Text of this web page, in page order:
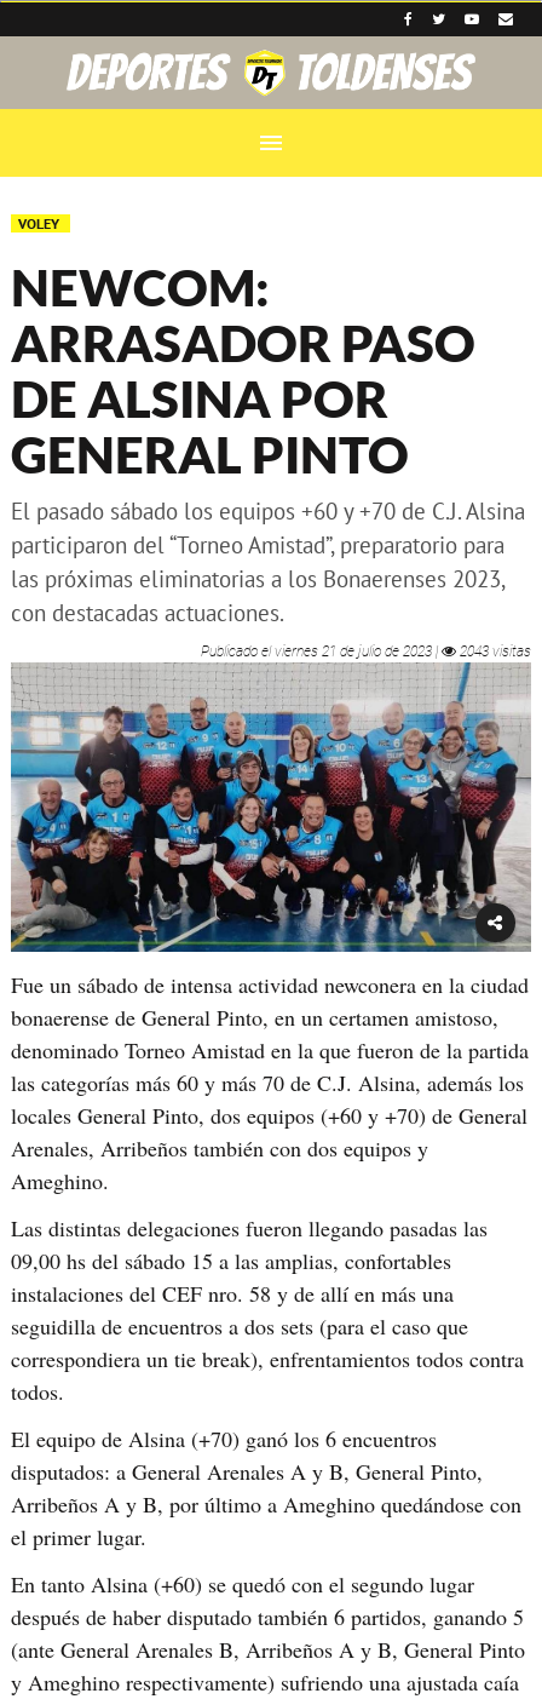
menu
VOLEY
NEWCOM:
ARRASADOR PASO
DE ALSINA POR
GENERAL PINTO
El pasado sábado los equipos +60 y +70 de C.J. Alsina
participaron del “Torneo Amistad”, preparatorio para
las próximas eliminatorias a los Bonaerenses 2023,
con destacadas actuaciones.
Publicado elviernes 21 de julio de 2023 | 2043 visitas
Fue un sábado de intensa actividad newconera en la ciudad
bonaerense de General Pinto, en un certamen amistoso,
denominado Torneo Amistad en la que fueron de la partida
las categorías más 60 y más 70 de C.J. Alsina, además los
locales General Pinto, dos equipos (+60 y +70) de General
Arenales, Arribeños también con dos equipos y
Ameghino.
Las distintas delegaciones fueron llegando pasadas las
09,00 hs del sábado 15 a las amplias, confortables
instalaciones del CEF nro. 58 y de allí en más una
seguidilla de encuentros a dos sets (para el caso que
correspondiera un tie break), enfrentamientos todos contra
todos.
El equipo de Alsina (+70) ganó los 6 encuentros
disputados: a General Arenales A y B, General Pinto,
Arribeños A y B, por último a Ameghino quedándose con
el primer lugar.
En tanto Alsina (+60) se quedó con el segundo lugar
después de haber disputado también 6 partidos, ganando 5
(ante General Arenales B, Arribeños A y B, General Pinto
y Ameghino respectivamente) sufriendo una ajustada caía